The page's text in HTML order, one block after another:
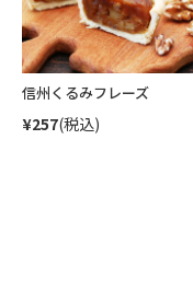
信州くるみフレーズ
¥257(税込)